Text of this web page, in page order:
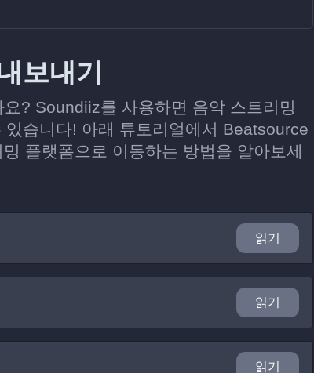
보내기
? Soundiiz를 사용하면 음악 스트리밍
습니다! 아래 튜토리얼에서 Beatsource
플랫폼으로 이동하는 방법을 알아보세
읽기
읽기
읽기